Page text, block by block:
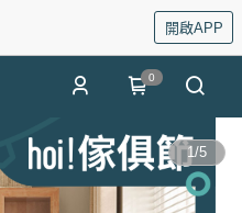
開啟APP
0
1/5